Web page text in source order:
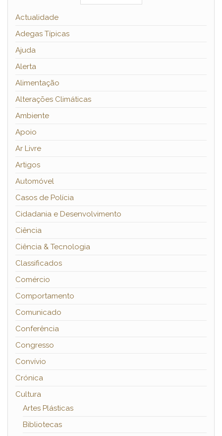
Actualidade
Adegas Típicas
Ajuda
Alerta
Alimentação
Alterações Climáticas
Ambiente
Apoio
Ar Livre
Artigos
Automóvel
Casos de Polícia
Cidadania e Desenvolvimento
Ciência
Ciência & Tecnologia
Classificados
Comércio
Comportamento
Comunicado
Conferência
Congresso
Convívio
Crónica
Cultura
Artes Plásticas
Bibliotecas